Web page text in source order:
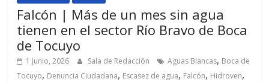
Falcón | Más de un mes sin agua
tienen en el sector Río Bravo de Boca
de Tocuyo
1 junio, 2026 Sala de Redacción Aguas Blancas, Boca de
Tocuyo, Denuncia Ciudadana, Escasez de agua, Falcón, Hidroven,